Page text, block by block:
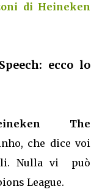
di Heineken
ecco lo
The
che dice voi
Nulla vi può
League.